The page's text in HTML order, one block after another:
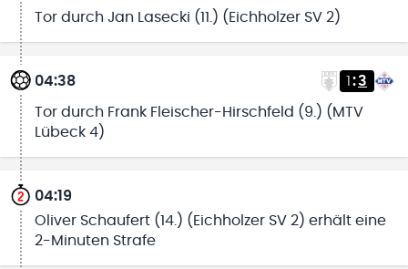
Tor durch Jan Lasecki (11.) (Eichholzer SV 2)
04:38 1 :3
Tor durch Frank Fleischer-Hirschfeld (9.) (MTV
Lübeck 4)
04:19
Oliver Schaufert (14.) (Eichholzer SV 2) erhält eine
2-Minuten Strafe